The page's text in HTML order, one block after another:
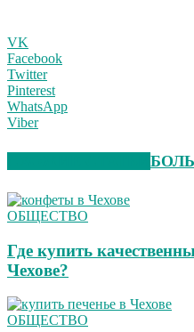
VK
Facebook
Twitter
Pinterest
WhatsApp
Viber
ОБЩЕСТВО
Где купить
Чехове?
ОБЩЕСТВО